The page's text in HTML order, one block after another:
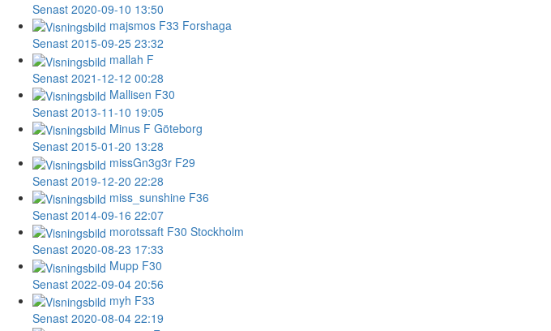
Senast 2020-09-10 13:50
majsmos F33 Forshaga
Senast 2015-09-25 23:32
mallah F
Senast 2021-12-12 00:28
Mallisen F30
Senast 2013-11-10 19:05
Minus F Göteborg
Senast 2015-01-20 13:28
missGn3g3r F29
Senast 2019-12-20 22:28
miss_sunshine F36
Senast 2014-09-16 22:07
morotssaft F30 Stockholm
Senast 2020-08-23 17:33
Mupp F30
Senast 2022-09-04 20:56
myh F33
Senast 2020-08-04 22:19